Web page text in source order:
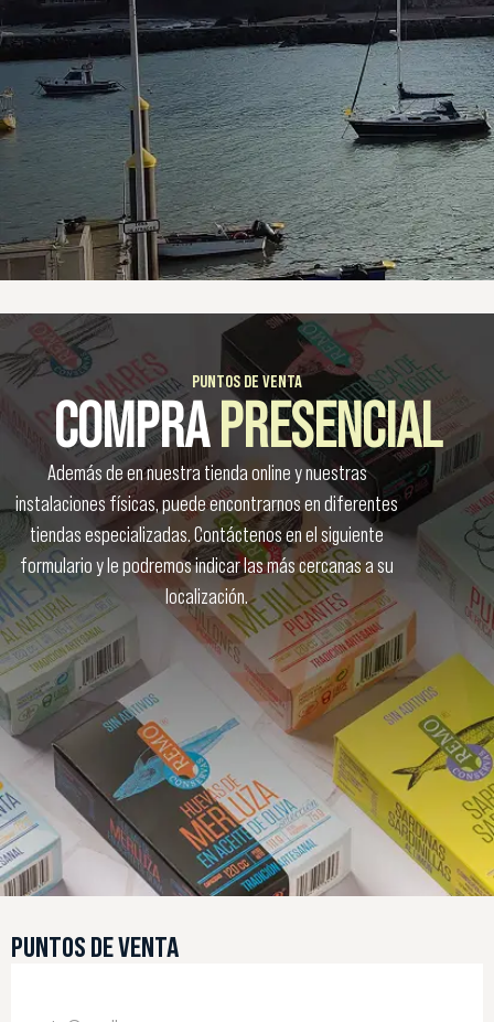
PUNTOS DE VENTA
COMPRAPRESENCIAL
Además de en nuestra tienda online y nuestras
instalaciones físicas, puede encontrarnos en diferentes
tiendas especializadas. Contáctenos en el siguiente
formulario y le podremos indicar las más cercanas a su
localización.
PUNTOS DE VENTA